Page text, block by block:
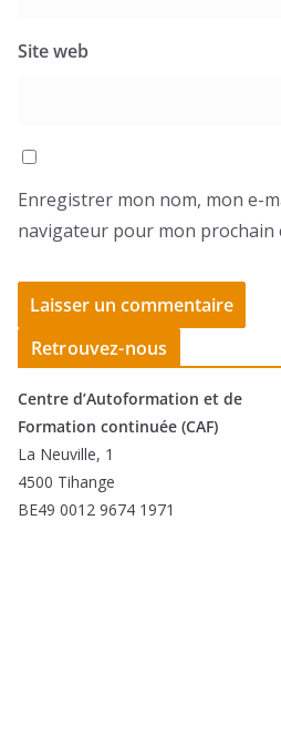
Site web
Enregistrer mon nom, mon e-
navigateur pour mon prochain
Retrouvez-nous
Centre d’Autoformation et de
Formation continuée (CAF)
La Neuville, 1
4500 Tihange
BE49 0012 9674 1971